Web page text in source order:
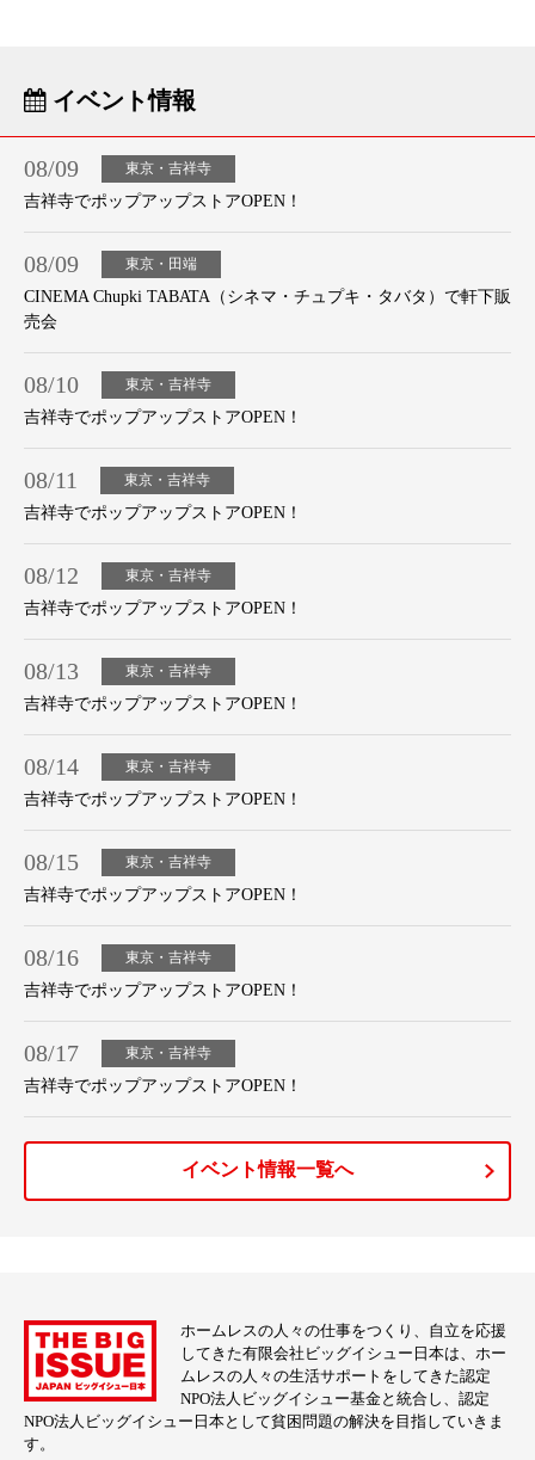
イベント情報
08/09 東京・吉祥寺
吉祥寺でポップアップストアOPEN！
08/09 東京・田端
CINEMA Chupki TABATA（シネマ・チュプキ・タバタ）で軒下販
売会
08/10 東京・吉祥寺
吉祥寺でポップアップストアOPEN！
08/11 東京・吉祥寺
吉祥寺でポップアップストアOPEN！
08/12 東京・吉祥寺
吉祥寺でポップアップストアOPEN！
08/13 東京・吉祥寺
吉祥寺でポップアップストアOPEN！
08/14 東京・吉祥寺
吉祥寺でポップアップストアOPEN！
08/15 東京・吉祥寺
吉祥寺でポップアップストアOPEN！
08/16 東京・吉祥寺
吉祥寺でポップアップストアOPEN！
08/17 東京・吉祥寺
吉祥寺でポップアップストアOPEN！
イベント情報一覧へ
ホームレスの人々の仕事をつくり、自立を応援
してきた有限会社ビッグイシュー日本は、ホー
ムレスの人々の生活サポートをしてきた認定
NPO法人ビッグイシュー基金と統合し、認定
NPO法人ビッグイシュー日本として貧困問題の解決を目指していきま
す。